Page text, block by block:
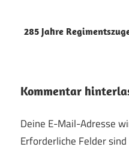
285 Jahre
Kommentar
Deine E-Mail-Adresse
Erforderliche Felder